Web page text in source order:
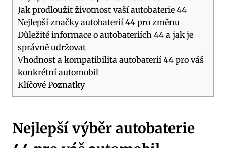
Jak prodloužit životnost vaší autobaterie 44
Nejlepší‍ značky ⁤autobaterií 44 pro změnu
Důležité‌ informace o ⁤autobateriích 44⁣ a jak je⁣
správně udržovat
Vhodnost a⁣ kompatibilita autobaterií 44 pro váš
konkrétní automobil
Klíčové Poznatky
Nejlepší výběr autobaterie